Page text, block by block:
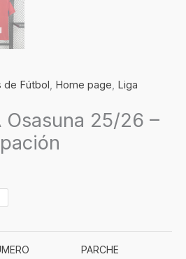
de Fútbol, Home page, Liga
Osasuna 25/26 –
PARCHE